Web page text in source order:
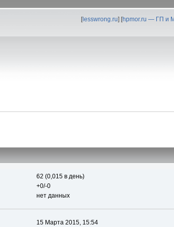
[lesswrong.ru] [hpmor.ru — ГП и
62 (0,015 в день)
+0/-0
нет данных
15 Марта 2015, 15:54